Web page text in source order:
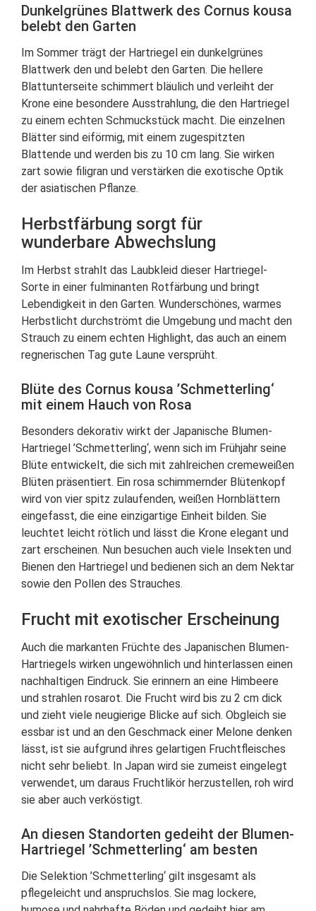
Dunkelgrünes Blattwerk des Cornus kousa
belebt den Garten
Im Sommer trägt der Hartriegel ein dunkelgrünes
Blattwerk den und belebt den Garten. Die hellere
Blattunterseite schimmert bläulich und verleiht der
Krone eine besondere Ausstrahlung, die den Hartriegel
zu einem echten Schmuckstück macht. Die einzelnen
Blätter sind eiförmig, mit einem zugespitzten
Blattende und werden bis zu 10 cm lang. Sie wirken
zart sowie filigran und verstärken die exotische Optik
der asiatischen Pflanze.
Herbstfärbung sorgt für
wunderbare Abwechslung
Im Herbst strahlt das Laubkleid dieser Hartriegel-
Sorte in einer fulminanten Rotfärbung und bringt
Lebendigkeit in den Garten. Wunderschönes, warmes
Herbstlicht durchströmt die Umgebung und macht den
Strauch zu einem echten Highlight, das auch an einem
regnerischen Tag gute Laune versprüht.
Blüte des Cornus kousa ’Schmetterling‘
mit einem Hauch von Rosa
Besonders dekorativ wirkt der Japanische Blumen-
Hartriegel ’Schmetterling‘, wenn sich im Frühjahr seine
Blüte entwickelt, die sich mit zahlreichen cremeweißen
Blüten präsentiert. Ein rosa schimmernder Blütenkopf
wird von vier spitz zulaufenden, weißen Hornblättern
eingefasst, die eine einzigartige Einheit bilden. Sie
leuchtet leicht rötlich und lässt die Krone elegant und
zart erscheinen. Nun besuchen auch viele Insekten und
Bienen den Hartriegel und bedienen sich an dem Nektar
sowie den Pollen des Strauches.
Frucht mit exotischer Erscheinung
Auch die markanten Früchte des Japanischen Blumen-
Hartriegels wirken ungewöhnlich und hinterlassen einen
nachhaltigen Eindruck. Sie erinnern an eine Himbeere
und strahlen rosarot. Die Frucht wird bis zu 2 cm dick
und zieht viele neugierige Blicke auf sich. Obgleich sie
essbar ist und an den Geschmack einer Melone denken
lässt, ist sie aufgrund ihres gelartigen Fruchtfleisches
nicht sehr beliebt. In Japan wird sie zumeist eingelegt
verwendet, um daraus Fruchtlikör herzustellen, roh wird
sie aber auch verköstigt.
An diesen Standorten gedeiht der Blumen-
Hartriegel ’Schmetterling‘ am besten
Die Selektion ’Schmetterling‘ gilt insgesamt als
pflegeleicht und anspruchslos. Sie mag lockere,